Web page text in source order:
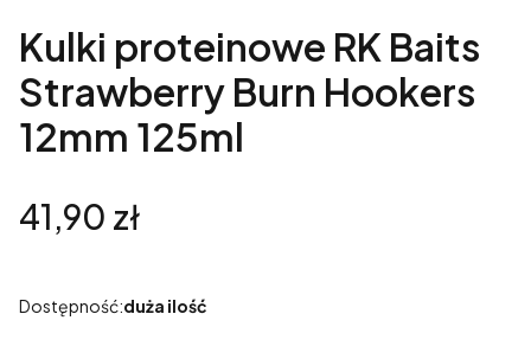
Kulki proteinowe RK Baits
Strawberry Burn Hookers
12mm 125ml
Cena
41,90 zł
Dostępność:duża ilość